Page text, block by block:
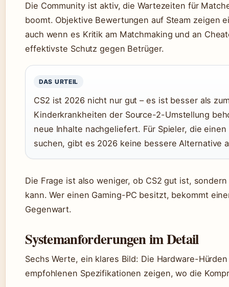
Die Community ist aktiv, die Wartezeiten für
boomt. Objektive Bewertungen auf Steam zeigen
auch wenn es Kritik am Matchmaking und an
effektivste Schutz gegen Betrüger.
DAS URTEIL
CS2 ist 2026 nicht nur gut – es ist besser als
Kinderkrankheiten der Source-2-Umstellung
neue Inhalte nachgeliefert. Für Spieler, die
suchen, gibt es 2026 keine bessere Alternative
Die Frage ist also weniger, ob CS2 gut ist,
kann. Wer einen Gaming-PC besitzt, bekommt
Gegenwart.
Systemanforderungen im Detail
Sechs Werte, ein klares Bild: Die Hardware-
empfohlenen Spezifikationen zeigen, wo die